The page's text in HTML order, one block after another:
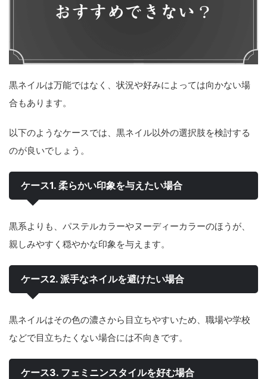
黒ネイルは万能ではなく、状況や好みによっては向かない場
合もあります。
以下のようなケースでは、黒ネイル以外の選択肢を検討する
のが良いでしょう。
ケース1. 柔らかい印象を与えたい場合
黒系よりも、パステルカラーやヌーディーカラーのほうが、
親しみやすく穏やかな印象を与えます。
ケース2. 派手なネイルを避けたい場合
黒ネイルはその色の濃さから目立ちやすいため、職場や学校
などで目立ちたくない場合には不向きです。
ケース3. フェミニンスタイルを好む場合